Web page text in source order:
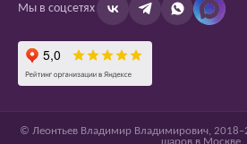
Мы в соцсетях
© Леонтьев Владимир Владимирович,